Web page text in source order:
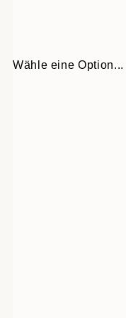
Wähle eine Option...